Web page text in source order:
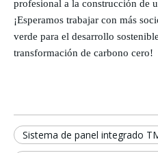
profesional a la construcción de
¡Esperamos trabajar con más
verde para el desarrollo
transformación de carbono cero!
Sistema de panel integrado